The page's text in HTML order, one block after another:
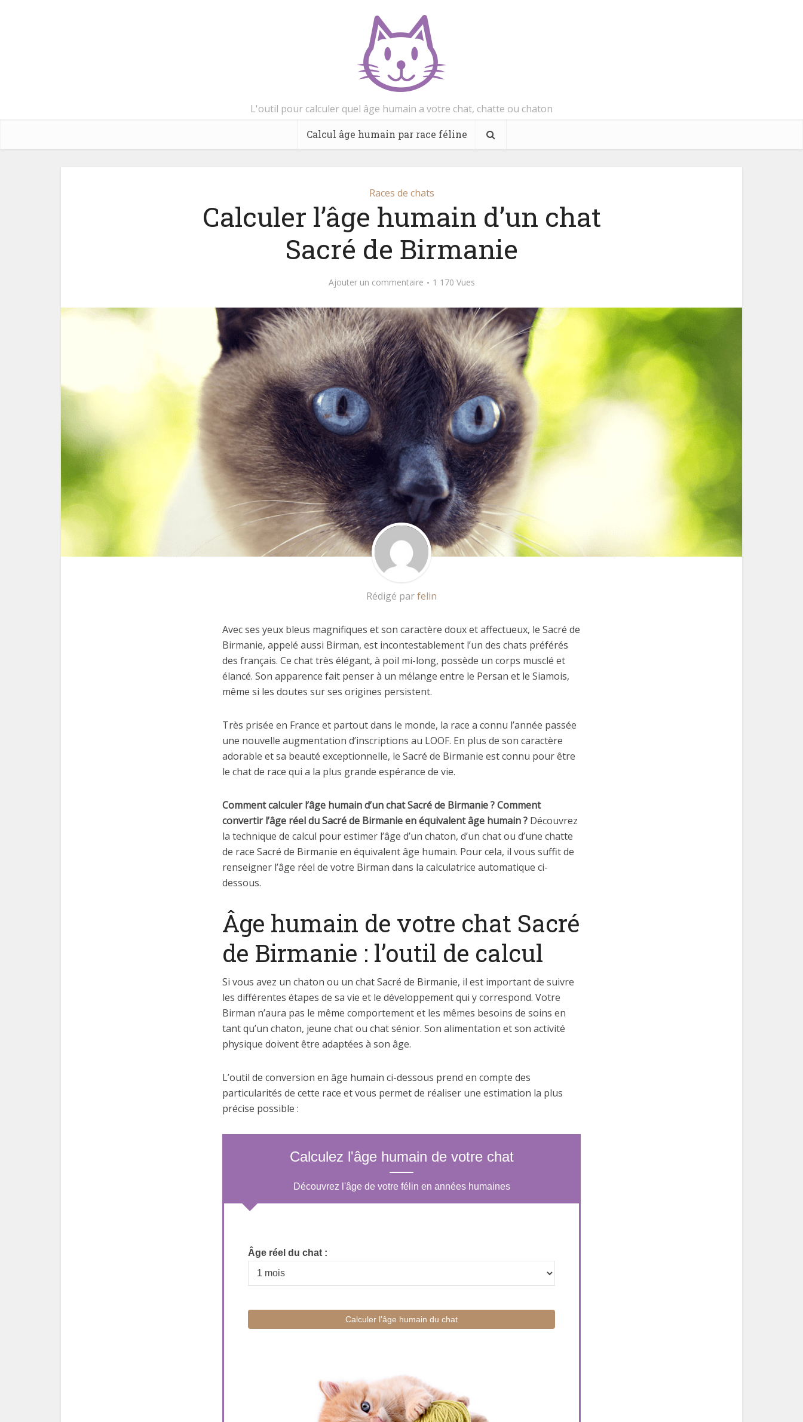
L'outil pour calculer quel âge humain a votre chat, chatte ou chaton
Calcul âge humain par race féline
Races de chats
Calculer l’âge humain d’un chat
Sacré de Birmanie
Ajouter un commentaire 1 170 Vues
Rédigé parfelin
Avec ses yeux bleus magnifiques et son caractère doux et affectueux, le Sacré de
Birmanie, appelé aussi Birman, est incontestablement l’un des chats préférés
des français. Ce chat très élégant, à poil mi-long, possède un corps musclé et
élancé. Son apparence fait penser à un mélange entre le Persan et le Siamois,
même si les doutes sur ses origines persistent.
Très prisée en France et partout dans le monde, la race a connu l’année passée
une nouvelle augmentation d’inscriptions au LOOF. En plus de son caractère
adorable et sa beauté exceptionnelle, le Sacré de Birmanie est connu pour être
le chat de race qui a la plus grande espérance de vie.
Comment calculer l’âge humain d’un chat Sacré de Birmanie ? Comment
convertir l’âge réel du Sacré de Birmanie en équivalent âge humain ? Découvrez
la technique de calcul pour estimer l’âge d’un chaton, d’un chat ou d’une chatte
de race Sacré de Birmanie en équivalent âge humain. Pour cela, il vous suffit de
renseigner l’âge réel de votre Birman dans la calculatrice automatique ci-
dessous.
Âge humain de votre chat Sacré
de Birmanie : l’outil de calcul
Si vous avez un chaton ou un chat Sacré de Birmanie, il est important de suivre
les différentes étapes de sa vie et le développement qui y correspond. Votre
Birman n’aura pas le même comportement et les mêmes besoins de soins en
tant qu’un chaton, jeune chat ou chat sénior. Son alimentation et son activité
physique doivent être adaptées à son âge.
L’outil de conversion en âge humain ci-dessous prend en compte des
particularités de cette race et vous permet de réaliser une estimation la plus
précise possible :
Calculez l'âge humain de votre chat
Découvrez l'âge de votre félin en années humaines
Âge réel du chat :